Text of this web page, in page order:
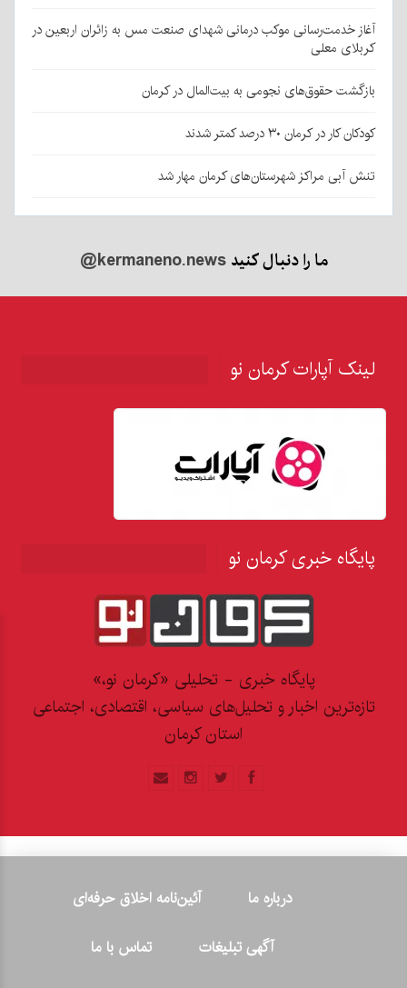
آغاز خدمت‌رسانی موکب درمانی شهدای صنعت مس به زائران اربعین در
کربلای معلی
بازگشت حقوق‌های نجومی به بیت‌المال در کرمان
کودکان کار در کرمان ۳۰ درصد کمتر شدند
تنش آبی مراکز شهرستان‌های کرمان مهار شد
ما را دنبال کنید@kermaneno.news
لینک آپارات کرمان نو
پایگاه خبری کرمان نو
پایگاه خبری - تحلیلی «کرمان نو،»
تازه‌ترین اخبار و تحلیل‌های سیاسی، اقتصادی، اجتماعی
استان کرمان
درباره ما
آئین‌نامه اخلاق حرفه‌ای
آگهی تبلیغات
تماس با ما